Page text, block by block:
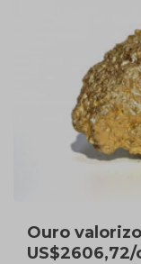
Ouro
US$2606,72/